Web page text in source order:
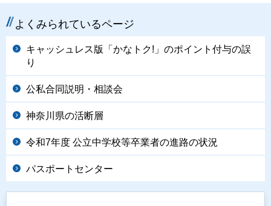
よくみられているページ
キャッシュレス版「かなトク!」のポイント付与の誤
り
公私合同説明・相談会
神奈川県の活断層
令和7年度 公立中学校等卒業者の進路の状況
パスポートセンター